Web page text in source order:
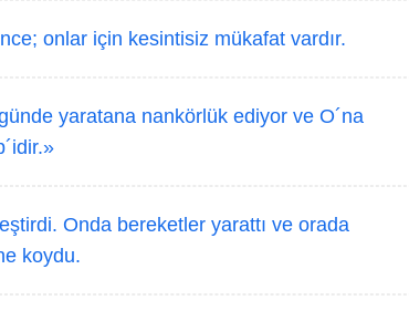
onlar için kesintisiz mükafat vardır.
yaratana nankörlük ediyor ve O´na
Onda bereketler yarattı ve orada
koydu.